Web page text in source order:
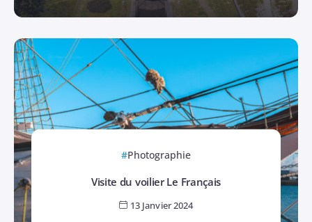
Photographie
Visite du voilier Le Français
13 Janvier 2024